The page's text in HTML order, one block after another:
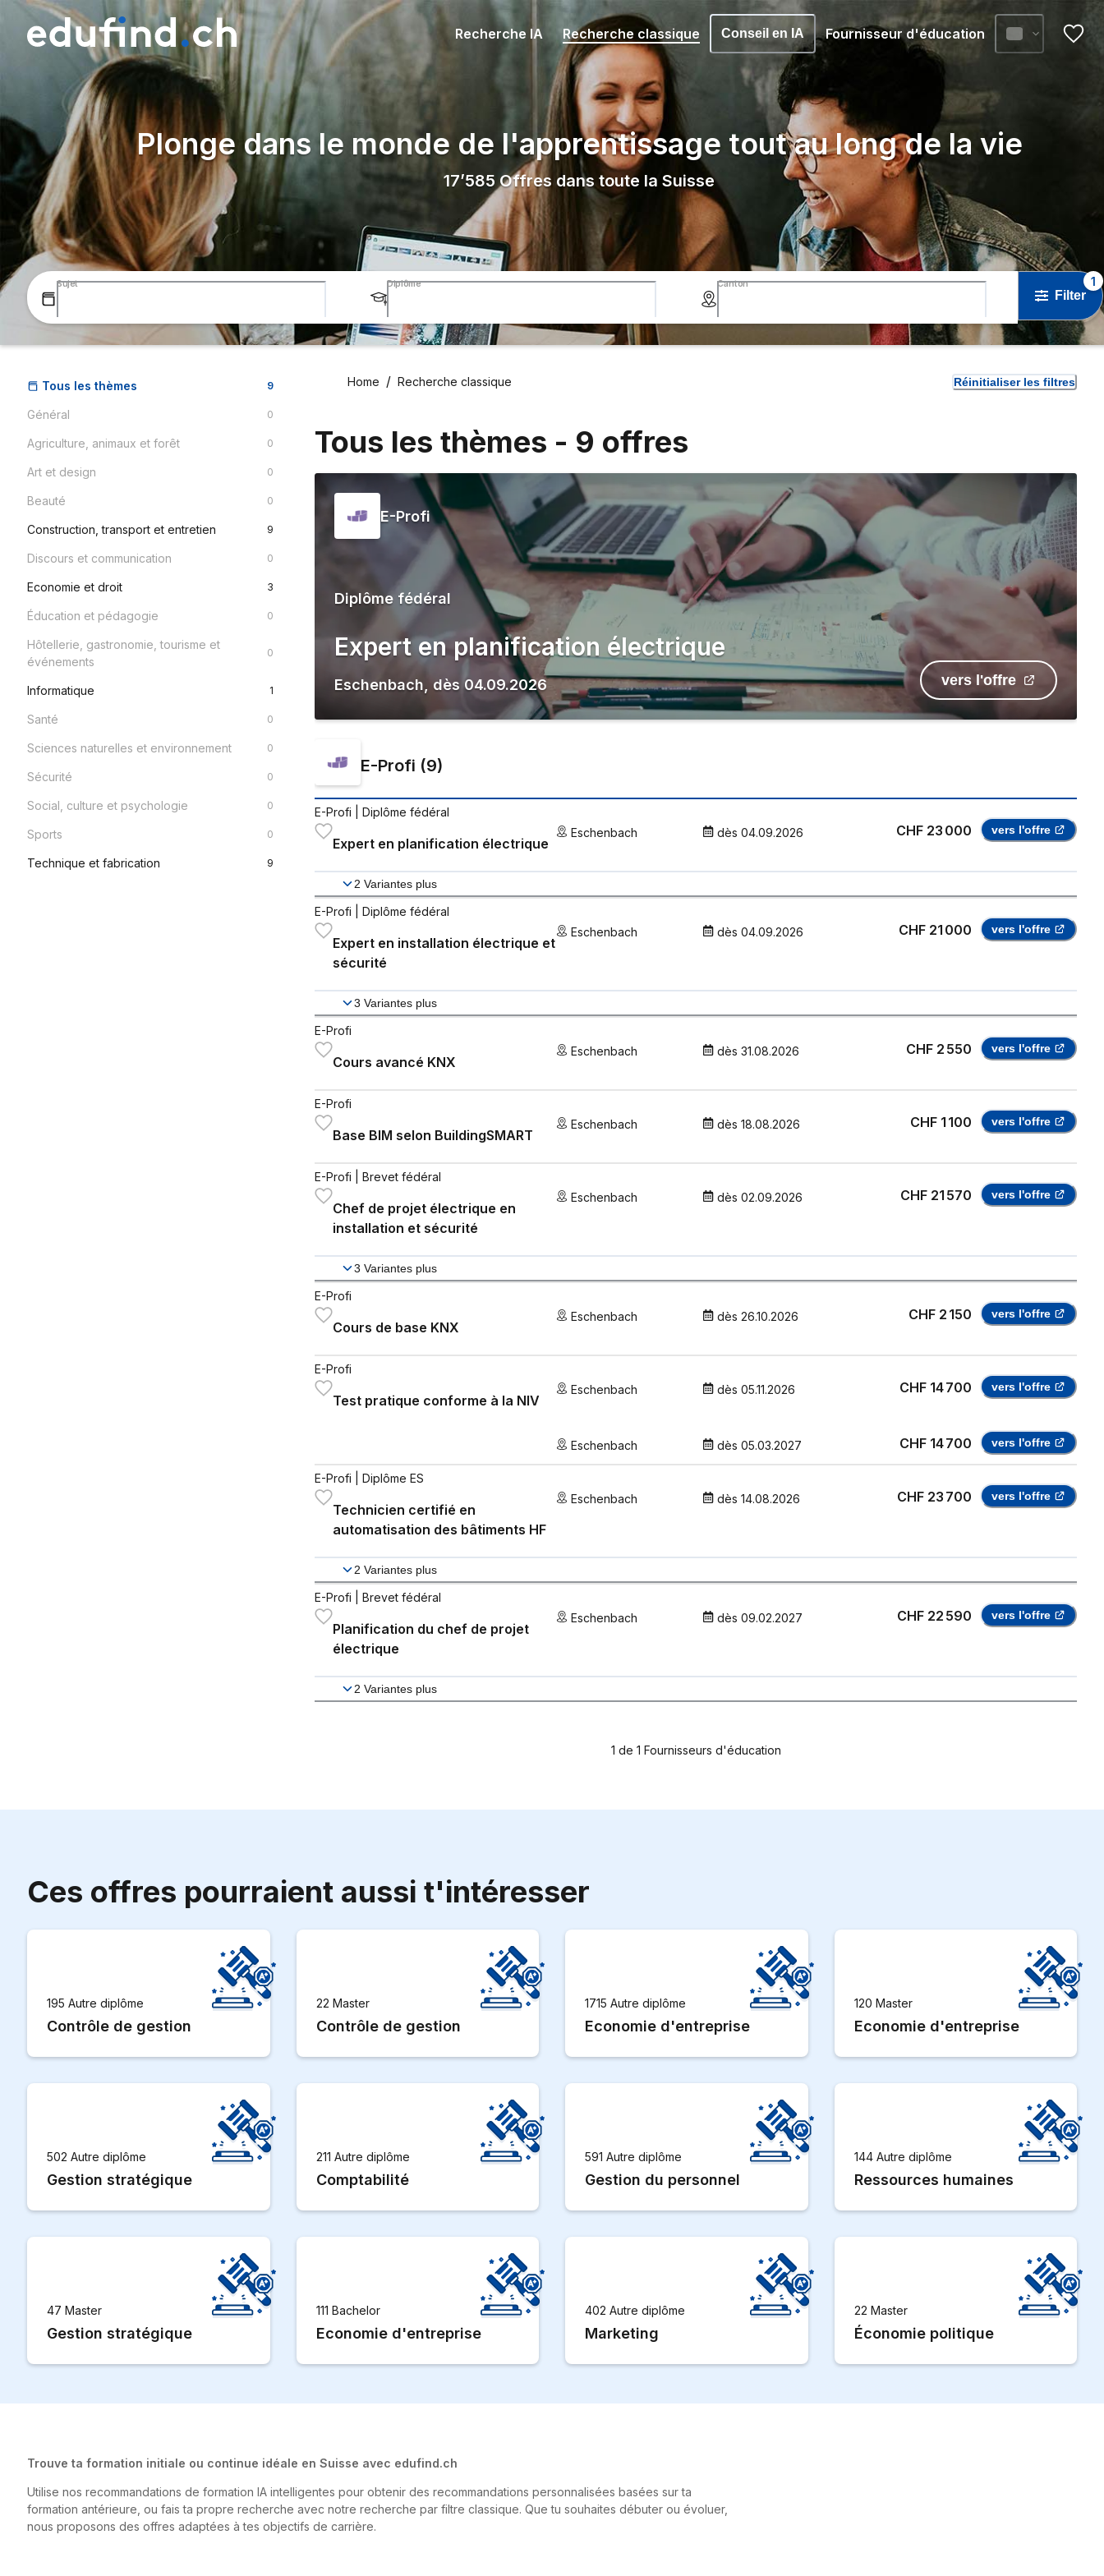
Recherche IA Recherche classique Conseil en IA Fournisseur d'éducation
Plonge dans le monde de l'apprentissage tout au long de la vie
17’585 Offres dans toute la Suisse
Sujet Diplôme Canton
Filter
1
Tous les thèmes 9
Général 0
Agriculture, animaux et forêt 0
Art et design 0
Beauté 0
Construction, transport et entretien 9
Discours et communication 0
Economie et droit 3
Éducation et pédagogie 0
Hôtellerie, gastronomie, tourisme et
événements
0
Informatique 1
Santé 0
Sciences naturelles et environnement 0
Sécurité 0
Social, culture et psychologie 0
Sports 0
Technique et fabrication 9
Home Recherche classique Réinitialiser les filtres
Tous les thèmes - 9 offres
E-Profi
Diplôme fédéral
Expert en planification électrique
Eschenbach dès 04.09.2026 vers l'offre
E-Profi (9)
E-Profi | Diplôme fédéral
Expert en planification électrique
Eschenbach dès 04.09.2026 CHF 23 000 vers l'offre
2 Variantes plus
E-Profi | Diplôme fédéral
Expert en installation électrique et
sécurité
Eschenbach dès 04.09.2026 CHF 21 000 vers l'offre
3 Variantes plus
E-Profi
Cours avancé KNX
Eschenbach dès 31.08.2026 CHF 2 550 vers l'offre
E-Profi
Base BIM selon BuildingSMART
Eschenbach dès 18.08.2026 CHF 1 100 vers l'offre
E-Profi | Brevet fédéral
Chef de projet électrique en
installation et sécurité
Eschenbach dès 02.09.2026 CHF 21 570 vers l'offre
3 Variantes plus
E-Profi
Cours de base KNX
Eschenbach dès 26.10.2026 CHF 2 150 vers l'offre
E-Profi
Test pratique conforme à la NIV
Eschenbach dès 05.11.2026 CHF 14 700 vers l'offre
Eschenbach dès 05.03.2027 CHF 14 700 vers l'offre
E-Profi | Diplôme ES
Technicien certifié en
automatisation des bâtiments HF
Eschenbach dès 14.08.2026 CHF 23 700 vers l'offre
2 Variantes plus
E-Profi | Brevet fédéral
Planification du chef de projet
électrique
Eschenbach dès 09.02.2027 CHF 22 590 vers l'offre
2 Variantes plus
1 de 1 Fournisseurs d'éducation
Ces offres pourraient aussi t'intéresser
195 Autre diplôme
Contrôle de gestion
22 Master
Contrôle de gestion
1715 Autre diplôme
Economie d'entreprise
120 Master
Economie d'entreprise
502 Autre diplôme
Gestion stratégique
211 Autre diplôme
Comptabilité
591 Autre diplôme
Gestion du personnel
144 Autre diplôme
Ressources humaines
47 Master
Gestion stratégique
111 Bachelor
Economie d'entreprise
402 Autre diplôme
Marketing
22 Master
Économie politique
Trouve ta formation initiale ou continue idéale en Suisse avec edufind.ch
Utilise nos recommandations de formation IA intelligentes pour obtenir des recommandations personnalisées basées sur ta
formation antérieure, ou fais ta propre recherche avec notre recherche par filtre classique. Que tu souhaites débuter ou évoluer,
nous proposons des offres adaptées à tes objectifs de carrière.